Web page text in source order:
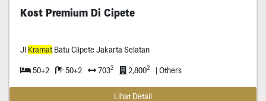
Kost Premium Di Cipete
Jl KramatBatu Ciipete Jakarta Selatan
50+2 50+2 7032 2,8002 | Others
Lihat Detail